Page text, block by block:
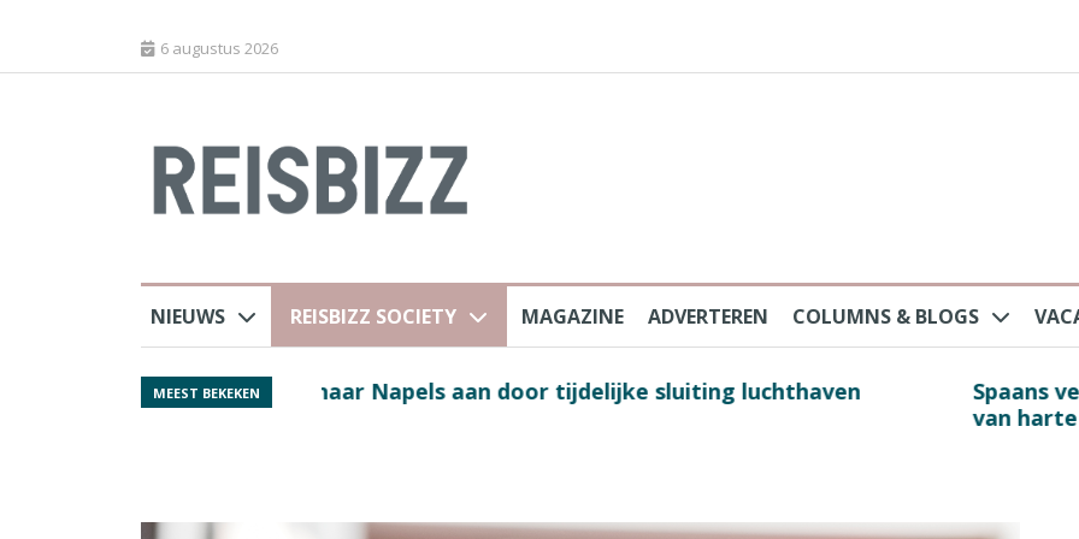
6 augustus 2026
NIEUWS REISBIZZ SOCIETY MAGAZINE ADVERTEREN COLUMNS & BLOGS
MEEST BEKEKEN
luchthaven
Spaans verkeersbureau na protesten massatoerisme: ‘Nederlandse